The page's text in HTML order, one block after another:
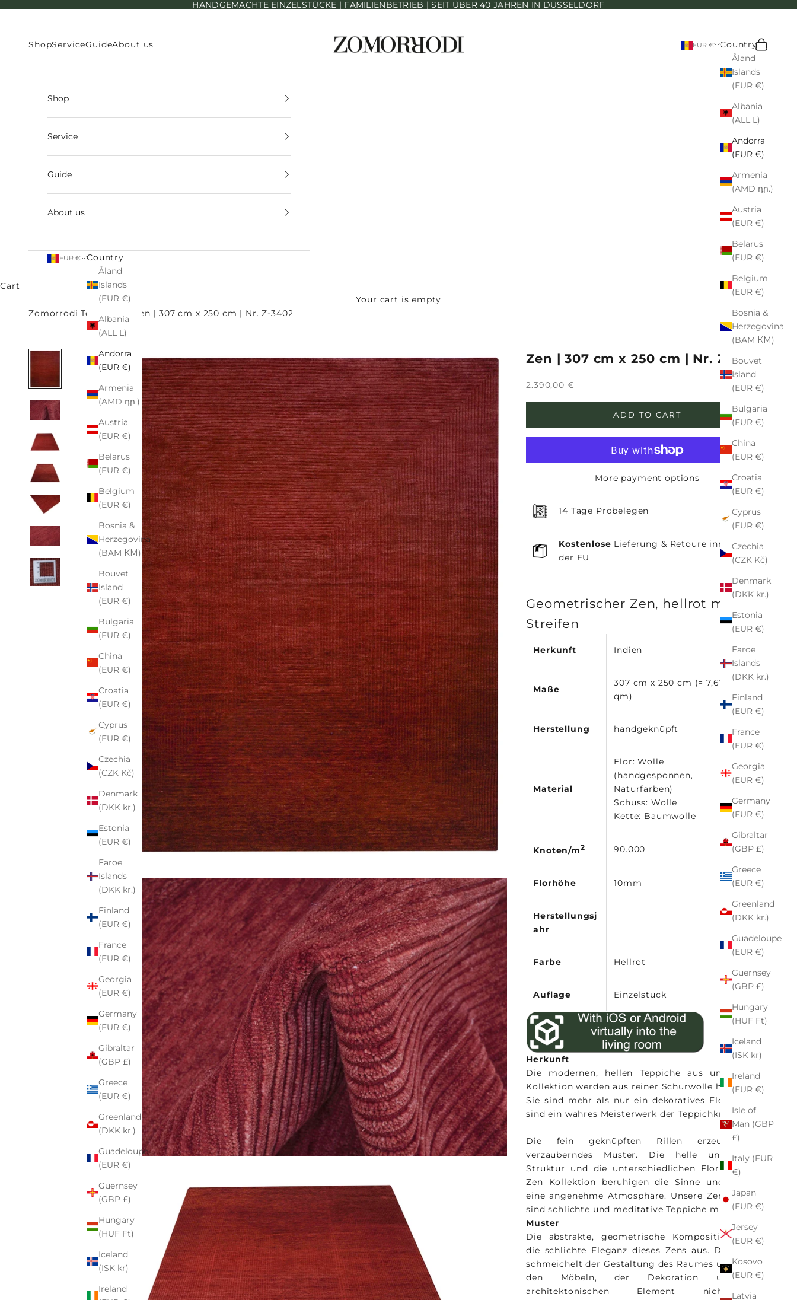
HANDGEMACHTE EINZELSTÜCKE | FAMILIENBETRIEB | SEIT ÜBER 40 JAHREN IN DÜSSELDORF
ShopServiceGuideAbout us EUR €
Country
Åland
Islands
(EUR €)
Albania
(ALL L)
Andorra
(EUR €)
Armenia
(AMD դր.)
Austria
(EUR €)
Belarus
(EUR €)
Belgium
(EUR €)
Bosnia &
Herzegovina
(BAM КМ)
Bouvet
Island
(EUR €)
Bulgaria
(EUR €)
China
(EUR €)
Croatia
(EUR €)
Cyprus
(EUR €)
Czechia
(CZK Kč)
Denmark
(DKK kr.)
Estonia
(EUR €)
Faroe
Islands
(DKK kr.)
Finland
(EUR €)
France
(EUR €)
Georgia
(EUR €)
Germany
(EUR €)
Gibraltar
(GBP £)
Greece
(EUR €)
Greenland
(DKK kr.)
Guadeloupe
(EUR €)
Guernsey
(GBP £)
Hungary
(HUF Ft)
Iceland
(ISK kr)
Ireland
(EUR €)
Isle of
Man (GBP
£)
Italy (EUR
€)
Japan
(EUR €)
Jersey
(EUR €)
Kosovo
(EUR €)
Latvia
Search
Cart
Shop
Service
Guide
About us
EUR €
Country
Åland
Islands
(EUR €)
Albania
(ALL L)
Andorra
(EUR €)
Armenia
(AMD դր.)
Austria
(EUR €)
Belarus
(EUR €)
Belgium
(EUR €)
Bosnia &
Herzegovina
(BAM КМ)
Bouvet
Island
(EUR €)
Bulgaria
(EUR €)
China
(EUR €)
Croatia
(EUR €)
Cyprus
(EUR €)
Czechia
(CZK Kč)
Denmark
(DKK kr.)
Estonia
(EUR €)
Faroe
Islands
(DKK kr.)
Finland
(EUR €)
France
(EUR €)
Georgia
(EUR €)
Germany
(EUR €)
Gibraltar
(GBP £)
Greece
(EUR €)
Greenland
(DKK kr.)
Guadeloupe
(EUR €)
Guernsey
(GBP £)
Hungary
(HUF Ft)
Iceland
(ISK kr)
Ireland
Cart
Your cart is empty
Zomorrodi Teppiche
Zen | 307 cm x 250 cm | Nr. Z-3402
Zen | 307 cm x 250 cm | Nr. Z-3402
Sale price
2.390,00 €
ADD TO CART
More payment options
14 Tage Probelegen
Kostenlose Lieferung & Retoure innerhalb
der EU
Geometrischer Zen, hellrot mit
Streifen
Herkunft Indien
Maße
307 cm x 250 cm (= 7,675
qm)
Herstellung handgeknüpft
Material
Flor: Wolle
(handgesponnen,
Naturfarben)
Schuss: Wolle
Kette: Baumwolle
Knoten/m2 90.000
Florhöhe 10mm
Herstellungsj
ahr
Farbe Hellrot
Auflage Einzelstück
Herkunft
Die modernen, hellen Teppiche aus unserer Zen
Kollektion werden aus reiner Schurwolle hergestellt.
Sie sind mehr als nur ein dekoratives Element. Sie
sind ein wahres Meisterwerk der Teppichknüpfkunst.
Die fein geknüpften Rillen erzeugen ein
verzauberndes Muster. Die helle und weiche
Struktur und die unterschiedlichen Florhöhen der
Zen Kollektion beruhigen die Sinne und schaffen
eine angenehme Atmosphäre. Unsere Zen Teppiche
sind schlichte und meditative Teppiche mit Seele.
Muster
Die abstrakte, geometrische Komposition macht
die schlichte Eleganz dieses Zens aus. Das Muster
schmeichelt der Gestaltung des Raumes und nimmt
den Möbeln, der Dekoration und den
architektonischen Element nicht die